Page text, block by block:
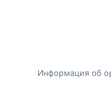
Информация об